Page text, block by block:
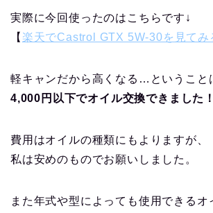
実際に今回使ったのはこちらです↓
【 楽天でCastrol GTX 5W-30を見てみ
軽キャンだから高くなる…ということ
4,000円以下でオイル交換できました！
費用はオイルの種類にもよりますが、
私は安めのものでお願いしました。
また年式や型によっても使用できるオ